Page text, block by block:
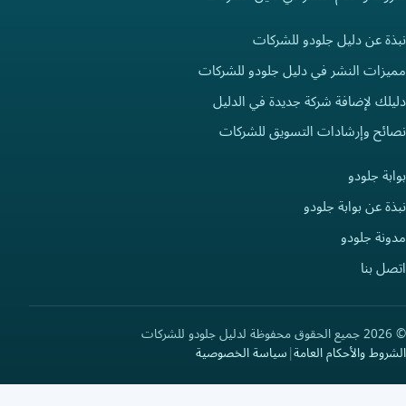
نبذة عن دليل جلودو للشركات
مميزات النشر في دليل جلودو للشركات
دليلك لإضافة شركة جديدة في الدليل
نصائح وإرشادات التسويق للشركات
بوابة جلودو
نبذة عن بوابة جلودو
مدونة جلودو
اتصل بنا
© 2026 جميع الحقوق محفوظة لدليل جلودو للشركات
الشروط والأحكام العامة|سياسة الخصوصية